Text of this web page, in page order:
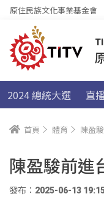
原住民族文化事業基金會
2024 總統大選 直
首頁 體育 陳盈
陳盈駿前進
發布：2025-06-13